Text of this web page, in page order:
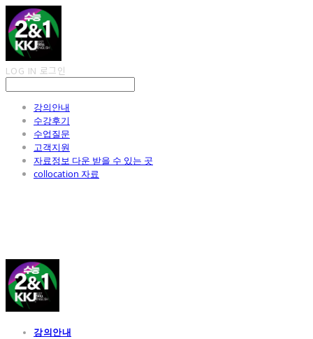
LOG IN 로그인
강의안내
수강후기
수업질문
고객지원
자료정보 다운 받을 수 있는 곳
collocation 자료
강의안내